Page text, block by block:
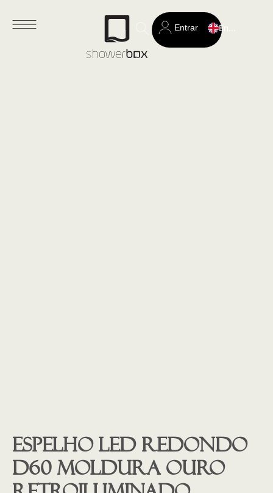
Search
for:
Entrar
Espelho led redondo
D60 moldura ouro